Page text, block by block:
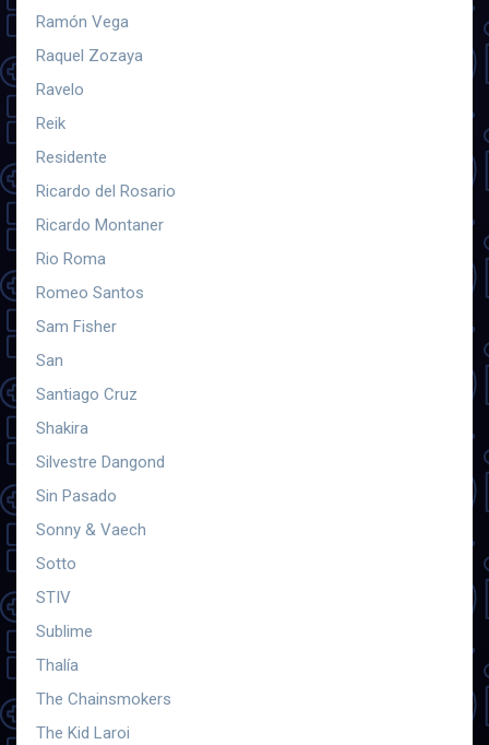
Ramón Vega
Raquel Zozaya
Ravelo
Reik
Residente
Ricardo del Rosario
Ricardo Montaner
Rio Roma
Romeo Santos
Sam Fisher
San
Santiago Cruz
Shakira
Silvestre Dangond
Sin Pasado
Sonny & Vaech
Sotto
STIV
Sublime
Thalía
The Chainsmokers
The Kid Laroi